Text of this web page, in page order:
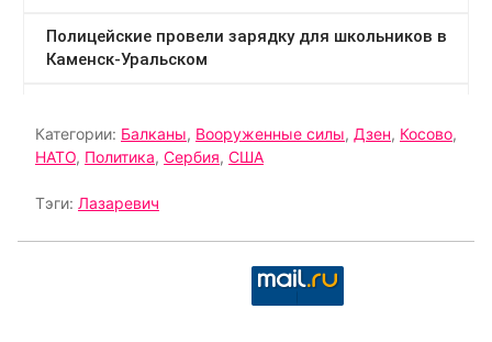
Категории: Балканы, Вооруженные силы, Дзен, Косово,
НАТО, Политика, Сербия, США
Тэги: Лазаревич